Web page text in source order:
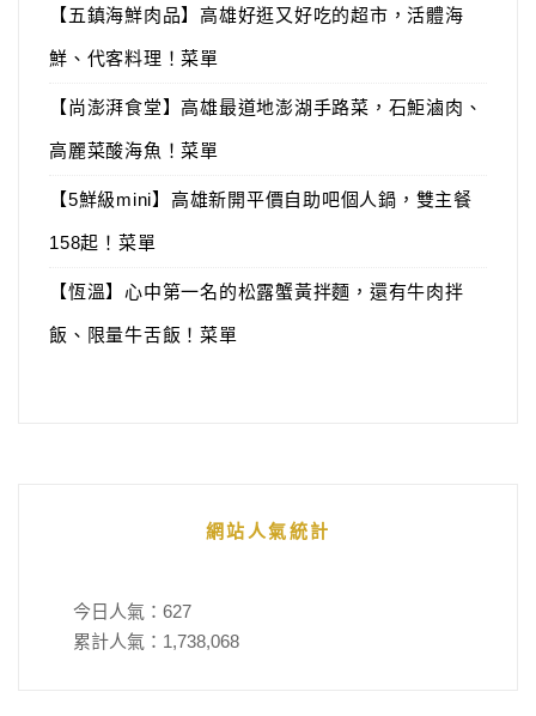
【五鎮海鮮肉品】高雄好逛又好吃的超市，活體海
鮮、代客料理！菜單
【尚澎湃食堂】高雄最道地澎湖手路菜，石鮔滷肉、
高麗菜酸海魚！菜單
【5鮮級mini】高雄新開平價自助吧個人鍋，雙主餐
158起！菜單
【恆溫】心中第一名的松露蟹黃拌麵，還有牛肉拌
飯、限量牛舌飯！菜單
網站人氣統計
今日人氣： 627
累計人氣： 1,738,068